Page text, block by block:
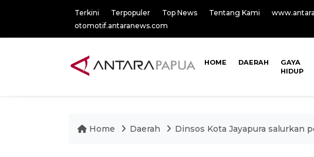
Terkini Terpopuler Top News Tentang Kami
otomotif.antaranews.com
HOME DAERAH
GAYA
HIDUP
Home Daerah Dinsos Kota Jayapura salurkan